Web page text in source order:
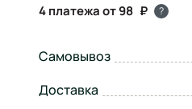
4 платежа от 98 ?
Самовывоз
Доставка